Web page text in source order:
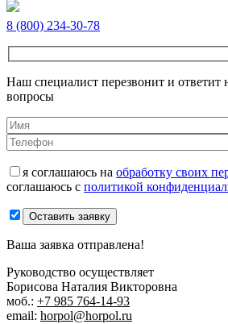
8 (800) 234-30-78
Наш специалист перезвонит и ответит
вопросы
я соглашаюсь на обработку своих
соглашаюсь с политикой
Оставить заявку
Ваша заявка отправлена!
Руководство осуществляет
Борисова Наталия Викторовна
моб.: +7 985 764-14-93
email: horpol@horpol.ru